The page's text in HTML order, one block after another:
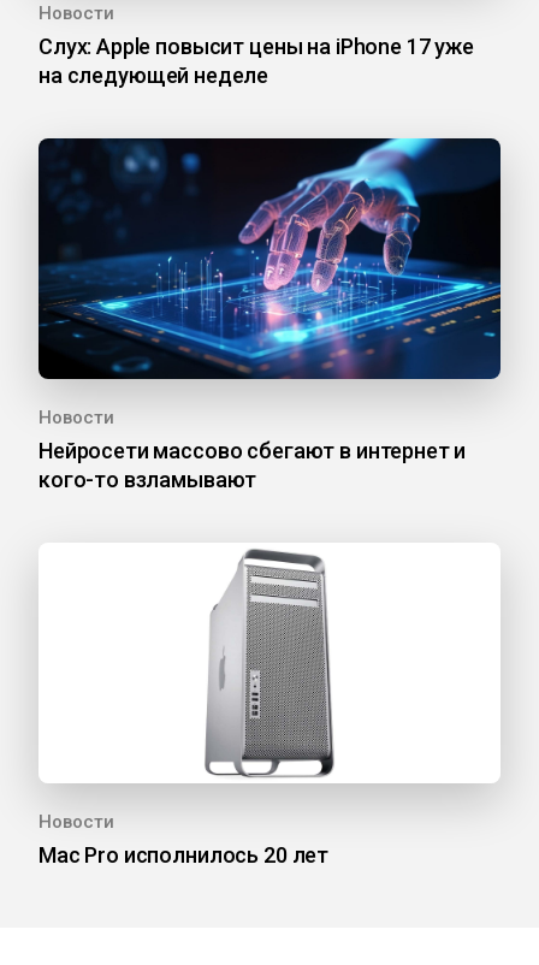
Новости
Слух: Apple повысит цены на iPhone 17 уже
на следующей неделе
Новости
Нейросети массово сбегают в интернет и
кого-то взламывают
Новости
Mac Pro исполнилось 20 лет